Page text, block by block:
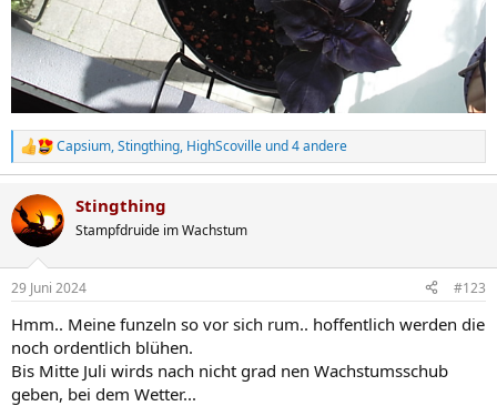
R
e
k
t
i
e
:
Capsium,Stingthing, HighScoville und 4 andere
Stingthing
Stampfdruide im Wachstum
29 Juni 2024 #123
Hmm.. Meine funzeln so vor sich rum.. hoffentlich werden die
noch ordentlich blühen.
Bis Mitte Juli wirds nach nicht grad nen Wachstumsschub
geben, bei dem Wetter...